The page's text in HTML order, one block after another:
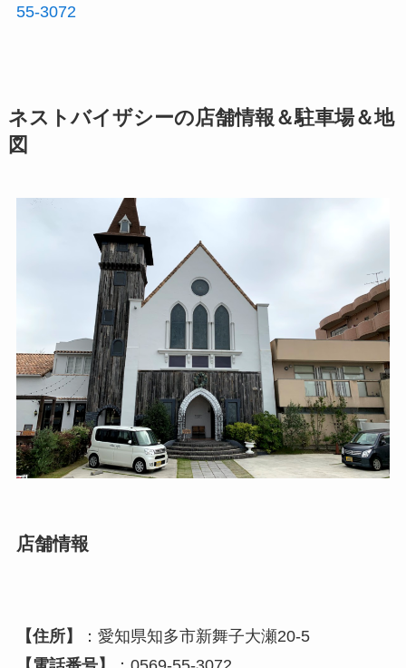
55-3072
ネストバイザシーの店舗情報＆駐車場＆地
図
店舗情報
【住所】
：愛知県知多市新舞子大瀬20-5